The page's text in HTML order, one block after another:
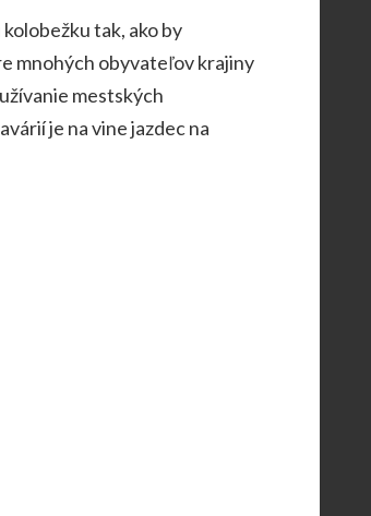
tak, ako by
mnohých obyvateľov krajiny
mestských
je na vine jazdec na